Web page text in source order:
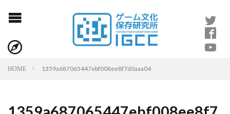
HOME 1359a687065447ebf008ee8f7d0aaa04